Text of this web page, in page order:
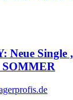
Neue Single
SOMMER